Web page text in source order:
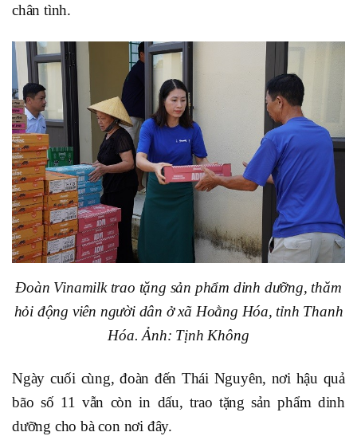
chân tình.
Đoàn Vinamilk trao tặng sản phẩm dinh dưỡng, thăm
hỏi động viên người dân ở xã Hoằng Hóa, tỉnh Thanh
Hóa. Ảnh: Tịnh Không
Ngày cuối cùng, đoàn đến Thái Nguyên, nơi hậu quả
bão số 11 vẫn còn in dấu, trao tặng sản phẩm dinh
dưỡng cho bà con nơi đây.